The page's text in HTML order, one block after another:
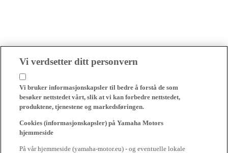
Vi verdsetter ditt personvern
Vi bruker informasjonskapsler til bedre å forstå de som
besøker nettstedet vårt, slik at vi kan forbedre nettstedet,
produktene, tjenestene og markedsføringen.
Cookies (informasjonskapsler) på Yamaha Motors
hjemmeside
På vår hjemmeside (yamaha-motor.eu) - og eventuelle lokale